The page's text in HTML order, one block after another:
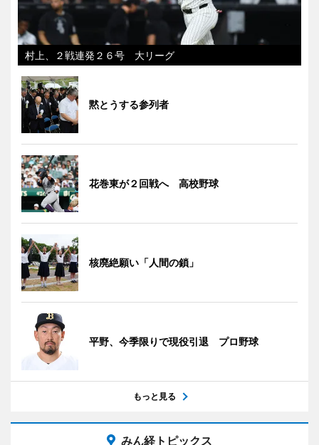
村上、２戦連発２６号 大リーグ
黙とうする参列者
花巻東が２回戦へ 高校野球
核廃絶願い「人間の鎖」
平野、今季限りで現役引退 プロ野球
もっと見る
みん経トピックス